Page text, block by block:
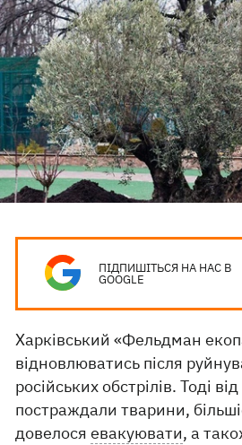
ПІДПИШІТЬСЯ НА НАС В
GOOGLE
Харківський «Фельдман
відновлюватись після
російських обстрілів. Тоді
постраждали тварини,
довелосяевакуювати, а